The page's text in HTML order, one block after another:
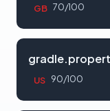
GB 70/100
US 90/100